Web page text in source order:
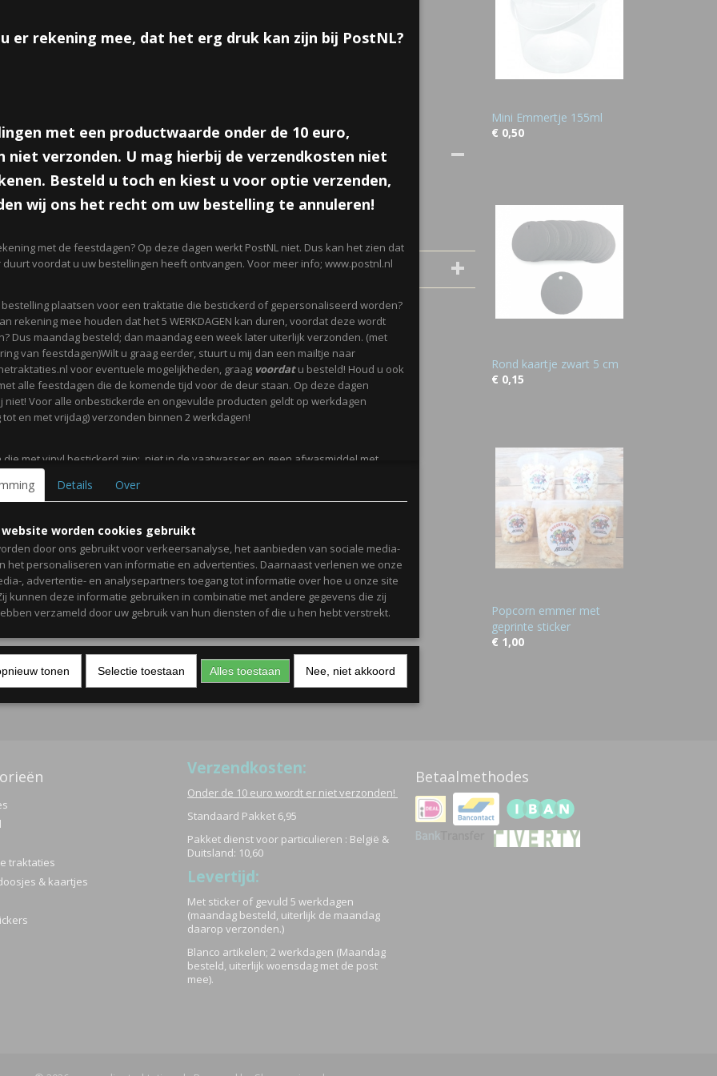
Omschrijving
Leuke traktatiedoosjes in thema Haai.
Reacties
Save
Mini Emmertje 155ml
€ 0,50
Rond kaartje zwart 5 cm
€ 0,15
Popcorn emmer met
geprinte sticker
€ 1,00
traktaties
& kaartjes
Verzendkosten:
Onder de 10 euro wordt er niet verzonden!
Standaard Pakket 6,95
Pakket dienst voor particulieren : België &
Duitsland: 10,60
Levertijd:
Met sticker of gevuld 5 werkdagen
(maandag besteld, uiterlijk de maandag
daarop verzonden.)
Blanco artikelen; 2 werkdagen (Maandag
besteld, uiterlijk woensdag met de post
mee).
Betaalmethodes
er rekening mee, dat het erg druk kan zijn bij PostNL?
met een productwaarde onder de 10 euro,
niet verzonden. U mag hierbij de verzendkosten niet
Besteld u toch en kiest u voor optie verzenden,
wij ons het recht om uw bestelling te annuleren!
met de feestdagen? Op deze dagen werkt PostNL niet. Dus kan het zien dat
duurt voordat u uw bestellingen heeft ontvangen. Voor meer info; www.postnl.nl
bestelling plaatsen voor een traktatie die bestickerd of gepersonaliseerd worden?
rekening mee houden dat het 5 WERKDAGEN kan duren, voordat deze wordt
Dus maandag besteld; dan maandag een week later uiterlijk verzonden. (met
van feestdagen)Wilt u graag eerder, stuurt u mij dan een mailtje naar
voor eventuele mogelijkheden, graag voordatu besteld! Houd u ook
alle feestdagen die de komende tijd voor de deur staan. Op deze dagen
niet! Voor alle onbestickerde en ongevulde producten geldt op werkdagen
tot en met vrijdag) verzonden binnen 2 werkdagen!
die met vinyl bestickerd zijn; niet in de vaatwasser en geen afwasmiddel met
gebruiken. De ronde geprinte stickers zijn
groet,
Ok
Details Over
website worden cookies gebruikt
door ons gebruikt voor verkeersanalyse, het aanbieden van sociale media-
het personaliseren van informatie en advertenties. Daarnaast verlenen we onze
, advertentie- en analysepartners toegang tot informatie over hoe u onze site
kunnen deze informatie gebruiken in combinatie met andere gegevens die zij
verzameld door uw gebruik van hun diensten of die u hen hebt verstrekt.
tonen Selectie toestaan Alles toestaan Nee, niet akkoord